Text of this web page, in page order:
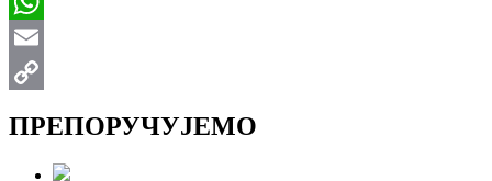
WhatsApp
Email
ПРЕПОРУЧУЈЕМО